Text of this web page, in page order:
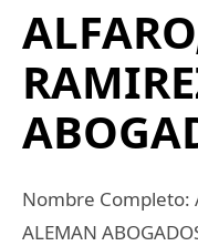
Nombre Completo:
ALEMAN